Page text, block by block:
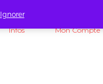
Infos Mon Compte
Ignorer